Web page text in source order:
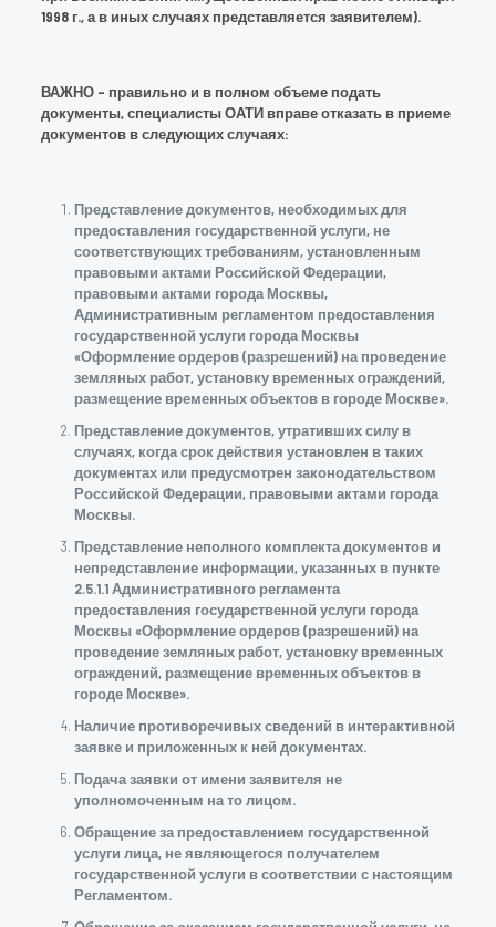
1998 г., а в иных случаях представляется заявителем).
ВАЖНО – правильно и в полном объеме подать
документы, специалисты ОАТИ вправе отказать в приеме
документов в следующих случаях:
Представление документов, необходимых для
предоставления государственной услуги, не
соответствующих требованиям, установленным
правовыми актами Российской Федерации,
правовыми актами города Москвы,
Административным регламентом предоставления
государственной услуги города Москвы
«Оформление ордеров (разрешений) на проведение
земляных работ, установку временных ограждений,
размещение временных объектов в городе Москве».
Представление документов, утративших силу в
случаях, когда срок действия установлен в таких
документах или предусмотрен законодательством
Российской Федерации, правовыми актами города
Москвы.
Представление неполного комплекта документов и
непредставление информации, указанных в пункте
2.5.1.1 Административного регламента
предоставления государственной услуги города
Москвы «Оформление ордеров (разрешений) на
проведение земляных работ, установку временных
ограждений, размещение временных объектов в
городе Москве».
Наличие противоречивых сведений в интерактивной
заявке и приложенных к ней документах.
Подача заявки от имени заявителя не
уполномоченным на то лицом.
Обращение за предоставлением государственной
услуги лица, не являющегося получателем
государственной услуги в соответствии с настоящим
Регламентом.